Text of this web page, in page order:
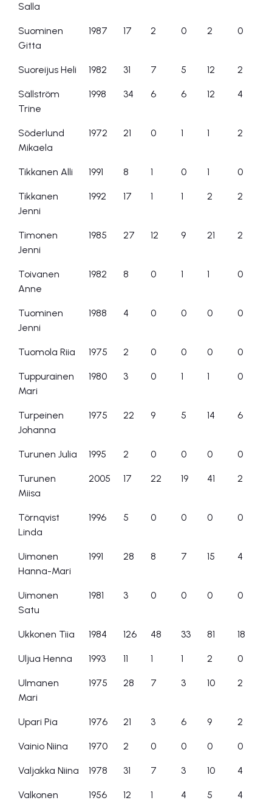
Salla
Suominen
Gitta
1987 17 2 0 2 0
Suoreijus Heli 1982 31 7 5 12 2
Sällström
Trine
1998 34 6 6 12 4
Söderlund
Mikaela
1972 21 0 1 1 2
Tikkanen Alli 1991 8 1 0 1 0
Tikkanen
Jenni
1992 17 1 1 2 2
Timonen
Jenni
1985 27 12 9 21 2
Toivanen
Anne
1982 8 0 1 1 0
Tuominen
Jenni
1988 4 0 0 0 0
Tuomola Riia 1975 2 0 0 0 0
Tuppurainen
Mari
1980 3 0 1 1 0
Turpeinen
Johanna
1975 22 9 5 14 6
Turunen Julia 1995 2 0 0 0 0
Turunen
Miisa
2005 17 22 19 41 2
Törnqvist
Linda
1996 5 0 0 0 0
Uimonen
Hanna-Mari
1991 28 8 7 15 4
Uimonen
Satu
1981 3 0 0 0 0
Ukkonen Tiia 1984 126 48 33 81 18
Uljua Henna 1993 11 1 1 2 0
Ulmanen
Mari
1975 28 7 3 10 2
Upari Pia 1976 21 3 6 9 2
Vainio Niina 1970 2 0 0 0 0
Valjakka Niina 1978 31 7 3 10 4
Valkonen
1956 12 1 4 5 4